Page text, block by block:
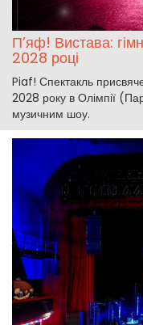
П’яф! Вистава:
2028 році
Piaf! Спектакль
2028 року в Олімпії
музичним шоу.